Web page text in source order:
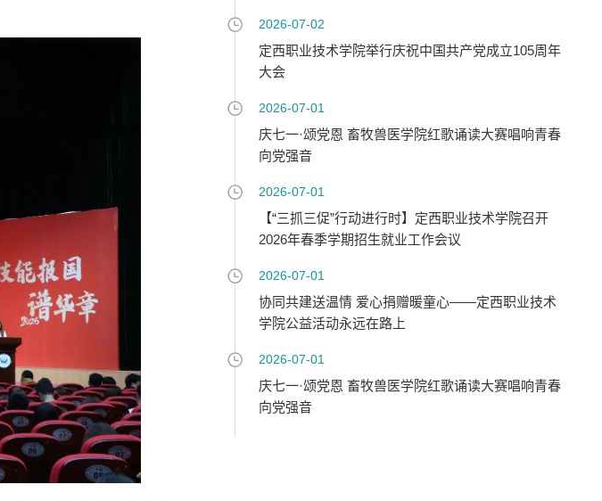
2026-07-02
定西职业技术学院举行庆祝中国共产党成立105周年
大会
2026-07-01
庆七一·颂党恩 畜牧兽医学院红歌诵读大赛唱响青春
向党强音
2026-07-01
【“三抓三促”行动进行时】定西职业技术学院召开
2026年春季学期招生就业工作会议
2026-07-01
协同共建送温情 爱心捐赠暖童心——定西职业技术
学院公益活动永远在路上
2026-07-01
庆七一·颂党恩 畜牧兽医学院红歌诵读大赛唱响青春
向党强音